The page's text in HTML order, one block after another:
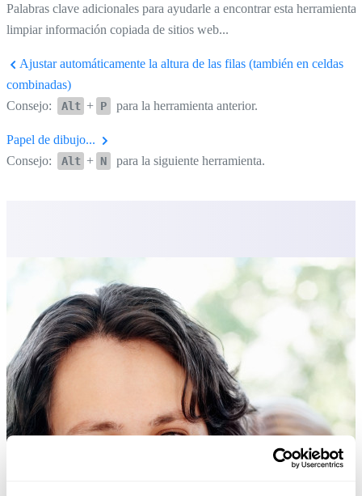
Palabras clave adicionales para ayudarle a encontrar esta herramienta:
limpiar información copiada de sitios web...
Ajustar automáticamente la altura de las filas (también en celdas
combinadas)
Consejo:
Alt + P para la herramienta anterior.
Papel de dibujo...
Consejo:
Alt + N para la siguiente herramienta.